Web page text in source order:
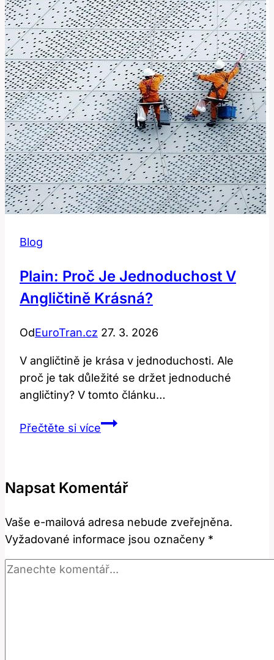
Blog
Plain: Proč Je Jednoduchost V
Angličtině Krásná?
OdEuroTran.cz 27. 3. 2026
V angličtině je krása v jednoduchosti. Ale
proč je tak důležité se držet jednoduché
angličtiny? V tomto článku…
Přečtěte si vícePlain:
v
krásná?
Napsat Komentář
Vaše e-mailová adresa nebude zveřejněna.
Vyžadované informace jsou označeny *